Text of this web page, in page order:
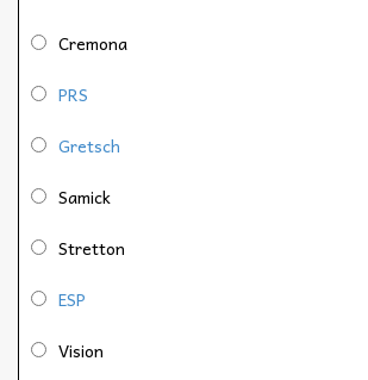
Cremona
PRS
Gretsch
Samick
Stretton
ESP
Vision